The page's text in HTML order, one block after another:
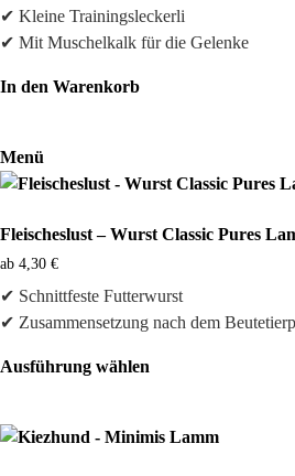
✔ Kleine Trainingsleckerli
✔ Mit Muschelkalk für die Gelenke
In den Warenkorb
Menü
Fleischeslust – Wurst Classic Pures
ab 4,30 €
✔ Schnittfeste Futterwurst
✔ Zusammensetzung nach dem
Ausführung wählen
weist